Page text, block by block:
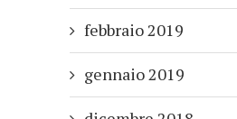
febbraio 2019
gennaio 2019